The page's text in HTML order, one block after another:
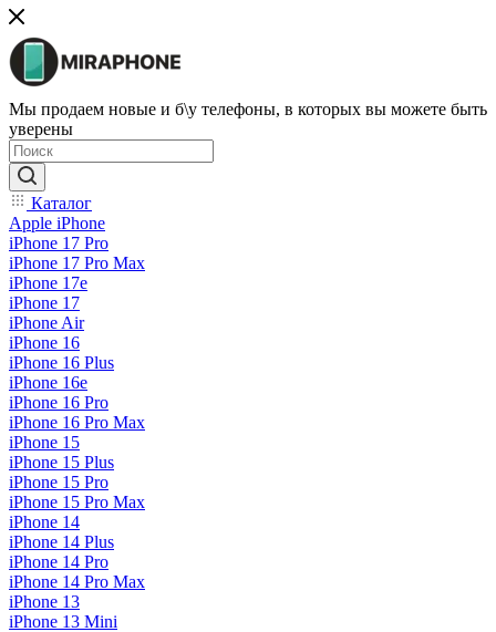
Мы продаем новые и б\у телефоны, в которых вы можете быть
уверены
Каталог
Apple iPhone
iPhone 17 Pro
iPhone 17 Pro Max
iPhone 17e
iPhone 17
iPhone Air
iPhone 16
iPhone 16 Plus
iPhone 16e
iPhone 16 Pro
iPhone 16 Pro Max
iPhone 15
iPhone 15 Plus
iPhone 15 Pro
iPhone 15 Pro Max
iPhone 14
iPhone 14 Plus
iPhone 14 Pro
iPhone 14 Pro Max
iPhone 13
iPhone 13 Mini